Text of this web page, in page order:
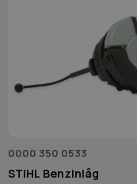
0000 350 0533
STIHL Benzinlåg